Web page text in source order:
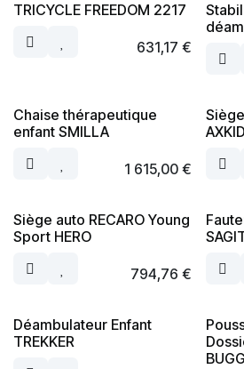
TRICYCLE FREEDOM 2217
631,17 €
Chaise thérapeutique
enfant SMILLA
1 615,00€
AXKID
Siège auto RECARO Young
Sport HERO
794,76 €
Déambulateur Enfant
TREKKER